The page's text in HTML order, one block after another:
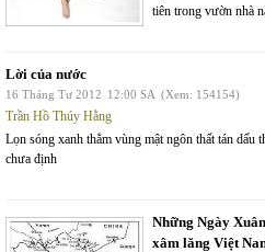
tiên trong vườn nhà
Lời của nước
16 Tháng Tư 2012 12:00 SA (Xem: 154154)
Trần Hồ Thúy Hằng
Lọn sóng xanh thẳm vùng mật ngôn thất tán dấu
chưa định
Những Ngày
xâm lăng Việt